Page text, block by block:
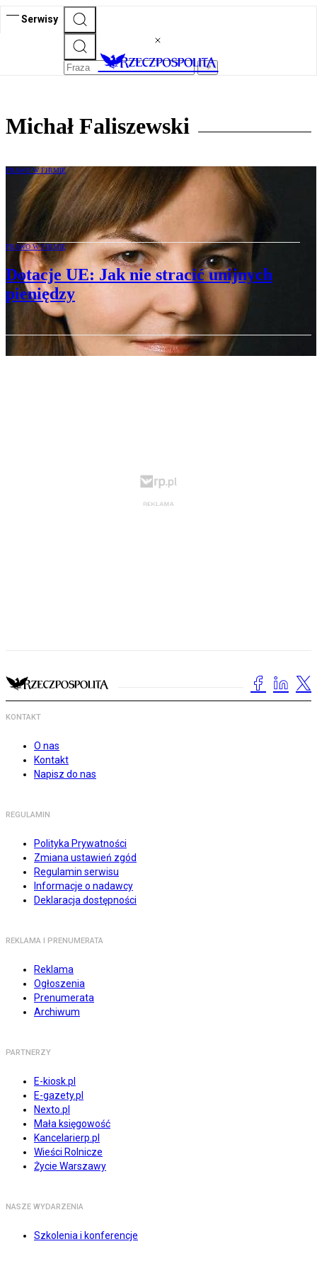
Serwisy
Michał Faliszewski
PRAWO W FIRMIE
Wierzytelności: skutkiem złożenia
oświadczenia o potrąceniu jest umorzenie
PRAWO W FIRMIE
Dotacje UE: Jak nie stracić unijnych
pieniędzy
KONTAKT
O nas
Kontakt
Napisz do nas
REGULAMIN
Polityka Prywatności
Zmiana ustawień zgód
Regulamin serwisu
Informacje o nadawcy
Deklaracja dostępności
REKLAMA I PRENUMERATA
Reklama
Ogłoszenia
Prenumerata
Archiwum
PARTNERZY
E-kiosk.pl
E-gazety.pl
Nexto.pl
Mała księgowość
Kancelarierp.pl
Wieści Rolnicze
Życie Warszawy
NASZE WYDARZENIA
Szkolenia i konferencje